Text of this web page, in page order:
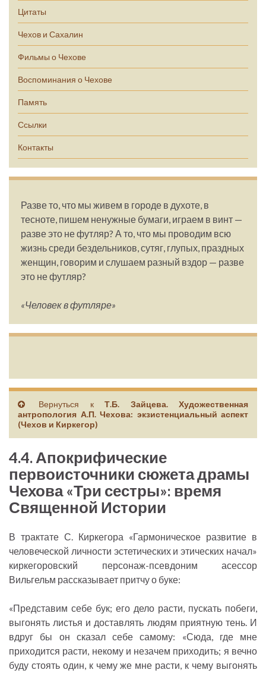
Цитаты
Чехов и Сахалин
Фильмы о Чехове
Воспоминания о Чехове
Память
Ссылки
Контакты
Разве то, что мы живем в городе в духоте, в
тесноте, пишем ненужные бумаги, играем в винт —
разве это не футляр? А то, что мы проводим всю
жизнь среди бездельников, сутяг, глупых, праздных
женщин, говорим и слушаем разный вздор — разве
это не футляр?
«Человек в футляре»
Вернуться кТ.Б. Зайцева. Художественная
антропология А.П. Чехова: экзистенциальный аспект
(Чехов и Киркегор)
4.4. Апокрифические
первоисточники сюжета драмы
Чехова «Три сестры»: время
Священной Истории
В трактате С. Киркегора «Гармоническое развитие в
человеческой личности эстетических и этических начал»
киркегоровский персонаж-псевдоним асессор
Вильгельм рассказывает притчу о буке:
«Представим себе бук; его дело расти, пускать побеги,
выгонять листья и доставлять людям приятную тень. И
вдруг бы он сказал себе самому: «Сюда, где мне
приходится расти, некому и незачем приходить; я вечно
буду стоять один, к чему же мне расти, к чему выгонять